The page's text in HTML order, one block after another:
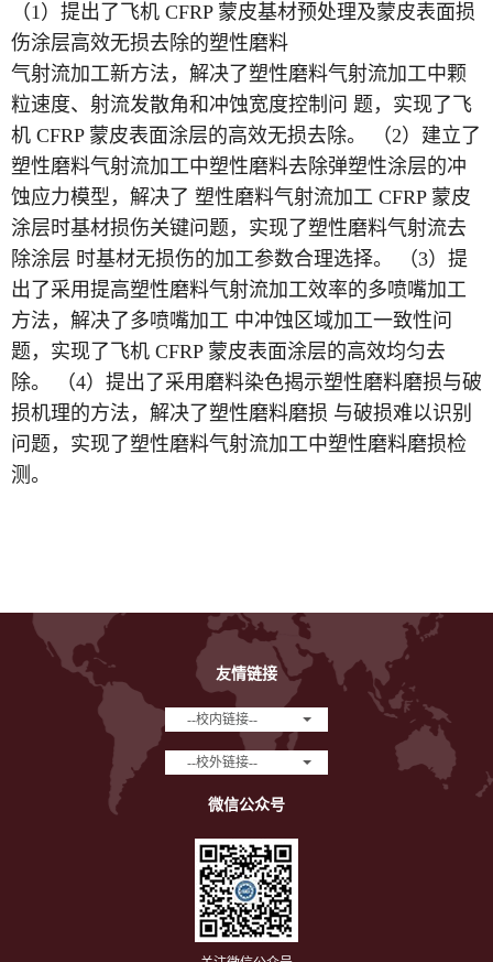
（1）提出了飞机 CFRP 蒙皮基材预处理及蒙皮表面损
伤涂层高效无损去除的塑性磨料
气射流加工新方法，解决了塑性磨料气射流加工中颗
粒速度、射流发散角和冲蚀宽度控制问 题，实现了飞
机 CFRP 蒙皮表面涂层的高效无损去除。 （2）建立了
塑性磨料气射流加工中塑性磨料去除弹塑性涂层的冲
蚀应力模型，解决了 塑性磨料气射流加工 CFRP 蒙皮
涂层时基材损伤关键问题，实现了塑性磨料气射流去
除涂层 时基材无损伤的加工参数合理选择。 （3）提
出了采用提高塑性磨料气射流加工效率的多喷嘴加工
方法，解决了多喷嘴加工 中冲蚀区域加工一致性问
题，实现了飞机 CFRP 蒙皮表面涂层的高效均匀去
除。 （4）提出了采用磨料染色揭示塑性磨料磨损与破
损机理的方法，解决了塑性磨料磨损 与破损难以识别
问题，实现了塑性磨料气射流加工中塑性磨料磨损检
测。
友情链接
--校内链接--
--校外链接--
微信公众号